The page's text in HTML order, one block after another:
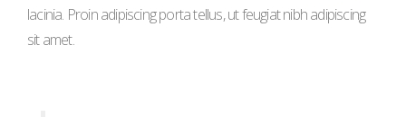
lacinia. Proin adipiscing porta tellus, ut feugiat nibh adipiscing
sit amet.